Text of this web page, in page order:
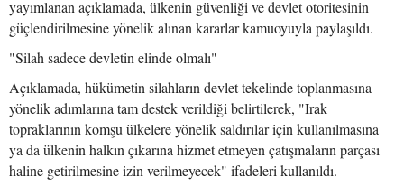
yayımlanan açıklamada, ülkenin güvenliği ve devlet otoritesinin
güçlendirilmesine yönelik alınan kararlar kamuoyuyla paylaşıldı.
"Silah sadece devletin elinde olmalı"
Açıklamada, hükümetin silahların devlet tekelinde toplanmasına
yönelik adımlarına tam destek verildiği belirtilerek, "Irak
topraklarının komşu ülkelere yönelik saldırılar için kullanılmasına
ya da ülkenin halkın çıkarına hizmet etmeyen çatışmaların parçası
haline getirilmesine izin verilmeyecek" ifadeleri kullanıldı.